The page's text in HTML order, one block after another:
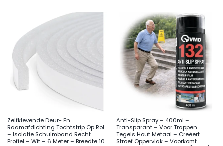
Zelfklevende Deur- En
Raamafdichting Tochtstrip Op Rol
– Isolatie Schuimband Recht
Profiel – Wit – 6 Meter – Breedte 10
Anti-Slip Spray – 400ml –
Transparant – Voor Trappen
Tegels Hout Metaal – Creëert
Stroef Oppervlak – Voorkomt